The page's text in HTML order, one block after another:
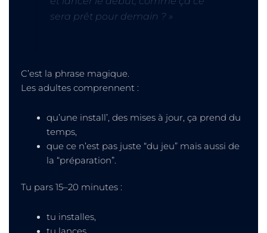
sera prêt pour demain ? »
C’est la phrase magique.
Les adultes comprennent :
qu’une install’, des mises à jour, ça prend du
temps,
que ce n’est pas juste “du jeu” mais aussi de
la “préparation”.
Tu pars 15–20 minutes :
tu installes,